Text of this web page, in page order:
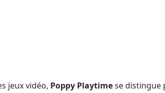
jeux vidéo, Poppy Playtimese distingue